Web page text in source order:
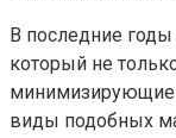
В последние годы
который не
минимизирующие
виды подобных